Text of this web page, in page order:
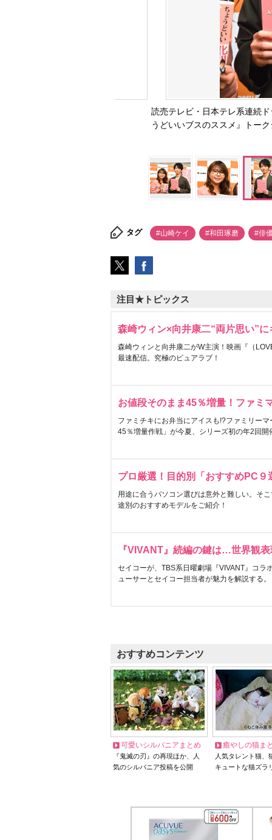
読売テレビ・日本テレ系連続
うどいいブスのススメ』トー
タグ #山崎ケイ #和田琢磨 #俳
注目★トピックス
森崎ウィン×向井康二“両片思い”
森崎ウィンと向井康二がW主演！映画『（
最速配信。究極のピュアラブ！
お値段そのまま45％増量！ファミ
ファミチキにお弁当にアイスも!?ファミリー
45％増量作戦」が今夏、シリーズ初の年2回開
プロ厳選！目的別「おすすめPC９
用途に合うパソコン選びは意外と難しい。そ
途別のおすすめモデルをご紹介！
『VIVANT』続編の鍵は…世界観
セイコーが、TBS系日曜劇場『VIVANT』コラ
ューサーとセイコー担当者が魅力を解説する。
おすすめコンテンツ
可愛いシルバニアまとめ
『鬼滅の刃』の再現ほか、人
気のシルバニア投稿を公開
癒やしの猫ま
人気タレント猫
キュートな猫ズラ